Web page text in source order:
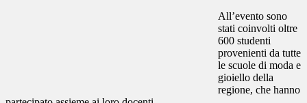
All’evento sono
stati coinvolti oltre
600 studenti
provenienti da tutte
le scuole di moda e
gioiello della
regione, che hanno